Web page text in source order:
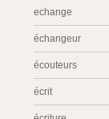
echange
échangeur
écouteurs
écrit